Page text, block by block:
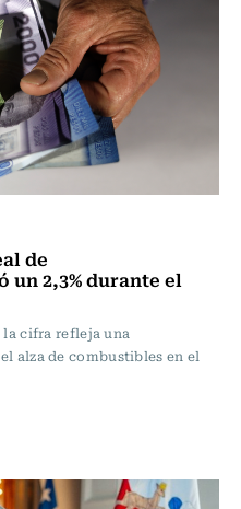
de
un 2,3% durante el
cifra refleja una
alza de combustibles en el